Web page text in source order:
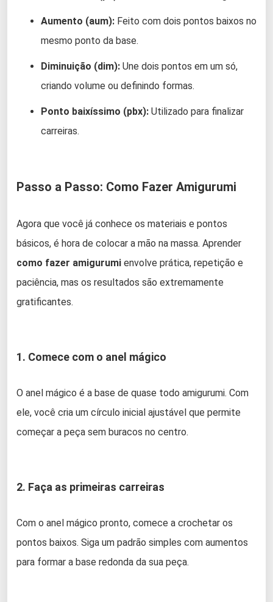
Aumento (aum): Feito com dois pontos baixos no
mesmo ponto da base.
Diminuição (dim): Une dois pontos em um só,
criando volume ou definindo formas.
Ponto baixíssimo (pbx): Utilizado para finalizar
carreiras.
Passo a Passo: Como Fazer Amigurumi
Agora que você já conhece os materiais e pontos
básicos, é hora de colocar a mão na massa. Aprender
como fazer amigurumi envolve prática, repetição e
paciência, mas os resultados são extremamente
gratificantes.
1. Comece com o anel mágico
O anel mágico é a base de quase todo amigurumi. Com
ele, você cria um círculo inicial ajustável que permite
começar a peça sem buracos no centro.
2. Faça as primeiras carreiras
Com o anel mágico pronto, comece a crochetar os
pontos baixos. Siga um padrão simples com aumentos
para formar a base redonda da sua peça.